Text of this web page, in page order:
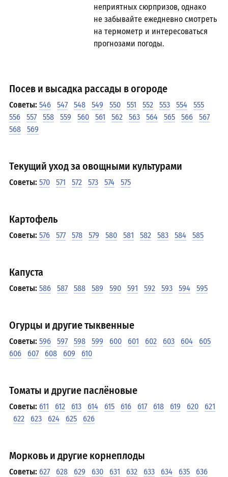
неприятных сюрпризов, однако
не забывайте ежедневно смотреть
на термометр и интересоваться
прогнозами погоды.
Посев и высадка рассады в огороде
Советы:546 547 548 549 550 551 552 553 554
555
556
557 558 559 560 561 562 563 564 565 566
567
568
569
Текущий уход за овощными культурами
Советы:570 571 572 573 574 575
Картофель
Советы:576 577 578 579 580 581 582 583 584 585
Капуста
Советы:586 587 588 589 590 591 592 593 594 595
Огурцы и другие тыквенные
Советы:596 597 598 599 600 601 602 603 604
605
606
607 608 609 610
Томаты и другие паслёновые
Советы: 611 612 613 614 615 616 617 618 619 620
621
622
623 624 625 626
Морковь и другие корнеплоды
Советы: 627 628 629 630 631 632 633 634 635
636